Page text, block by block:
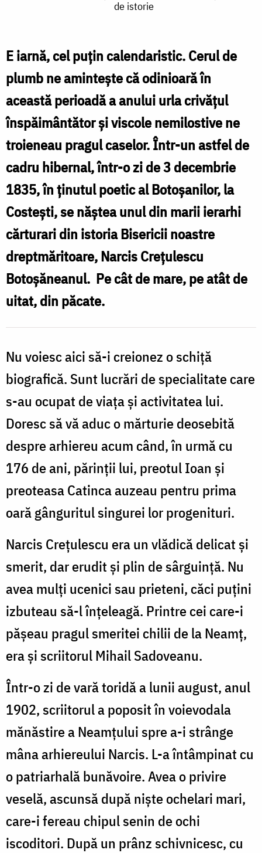
un
monah
smerit
iubitor
istorie
de istorie
E iarnă, cel puțin calendaristic. Cerul de
plumb ne amintește că odinioară în
această perioadă a anului urla crivățul
înspăimântător și viscole nemilostive ne
troieneau pragul caselor. Într-un astfel de
cadru hibernal, într-o zi de 3 decembrie
1835, în ținutul poetic al Botoșanilor, la
Costești, se năștea unul din marii ierarhi
cărturari din istoria Bisericii noastre
dreptmăritoare, Narcis Crețulescu
Botoșăneanul. Pe cât de mare, pe atât de
uitat, din păcate.
Nu voiesc aici să-i creionez o schiță
biografică. Sunt lucrări de specialitate care
s-au ocupat de viața și activitatea lui.
Doresc să vă aduc o mărturie deosebită
despre arhiereu acum când, în urmă cu
176 de ani, părinții lui, preotul Ioan și
preoteasa Catinca auzeau pentru prima
oară gânguritul singurei lor progenituri.
Narcis Crețulescu era un vlădică delicat și
smerit, dar erudit și plin de sârguință. Nu
avea mulți ucenici sau prieteni, căci puțini
izbuteau să-l înțeleagă. Printre cei care-i
pășeau pragul smeritei chilii de la Neamț,
era și scriitorul Mihail Sadoveanu.
Într-o zi de vară toridă a lunii august, anul
1902, scriitorul a poposit în voievodala
mănăstire a Neamțului spre a-i strânge
mâna arhiereului Narcis. L-a întâmpinat cu
o patriarhală bunăvoire. Avea o privire
veselă, ascunsă după niște ochelari mari,
care-i fereau chipul senin de ochi
iscoditori. După un prânz schivnicesc, cu